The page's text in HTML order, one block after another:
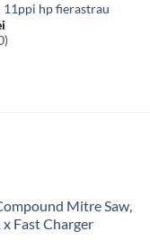
11ppi hp fierastrau
Mitre Saw,
Fast Charger